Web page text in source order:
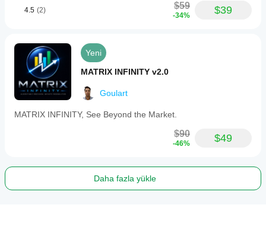
4.5 (2) $59
-34% $39
Yeni
MATRIX INFINITY v2.0
Goulart
MATRIX INFINITY, See Beyond the Market.
$90
-46% $49
Daha fazla yükle